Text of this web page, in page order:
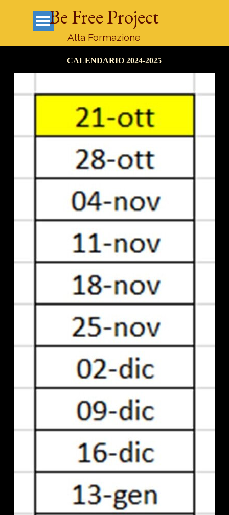
Salta menù
Alta Formazione
Be Free Project
CALENDARIO 2024-2025